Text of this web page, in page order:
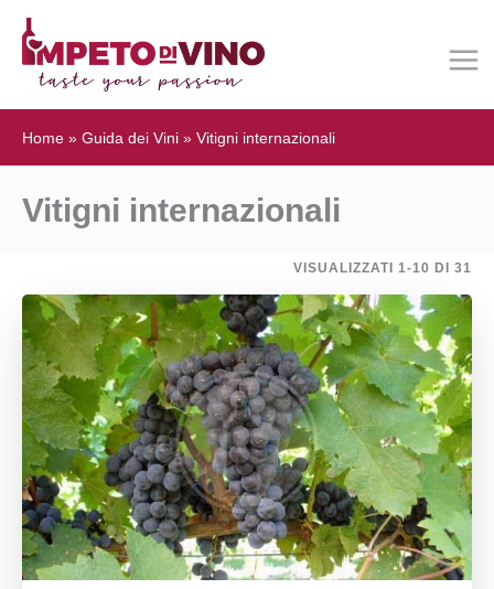
Home » Guida dei Vini » Vitigni internazionali
Vitigni internazionali
VISUALIZZATI 1-10 DI 31